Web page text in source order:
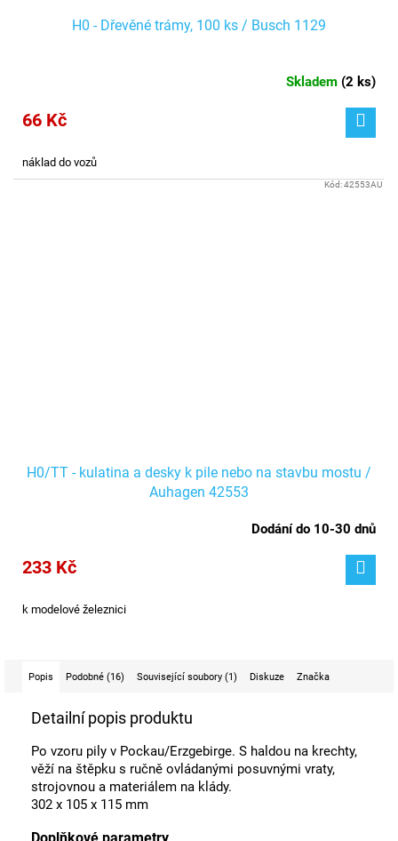
H0 - Dřevěné trámy, 100 ks / Busch 1129
Skladem (2 ks)
66 Kč
náklad do vozů
H0/TT - kulatina a desky k pile nebo na stavbu mostu /
Auhagen 42553
Dodání do 10-30 dnů
233 Kč
k modelové železnici
Kód:42553AU
Popis Podobné (16) Související soubory (1) Diskuze Značka
Detailní popis produktu
Po vzoru pily v Pockau/Erzgebirge. S haldou na krechty,
věží na štěpku s ručně ovládanými posuvnými vraty,
strojovnou a materiálem na klády.
302 x 105 x 115 mm